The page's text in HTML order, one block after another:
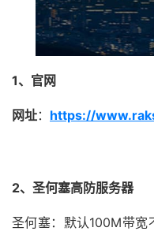
1、官网
网址： https://
2、圣何塞高防服务器
圣何塞：默认100M带宽